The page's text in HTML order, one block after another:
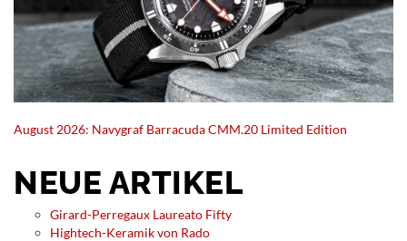
August 2026: Navygraf Barracuda CMM.20 Limited Edition
NEUE ARTIKEL
Girard-Perregaux Laureato Fifty
Hightech-Keramik von Rado